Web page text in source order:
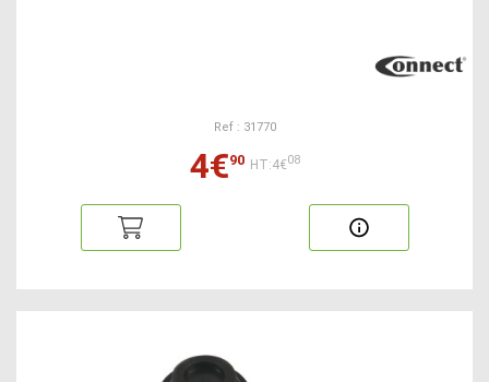
Ref : 31770
4€90 HT:4€08